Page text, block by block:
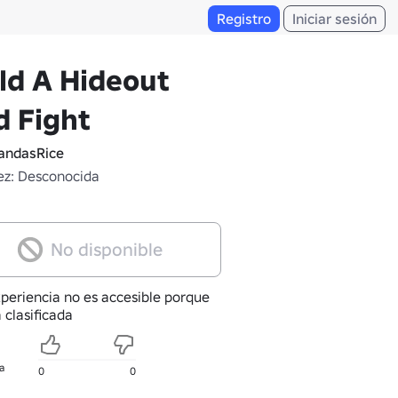
Registro Iniciar sesión
A Hideout
Fight
Desconocida
No disponible
no es accesible porque
clasificada
0 0